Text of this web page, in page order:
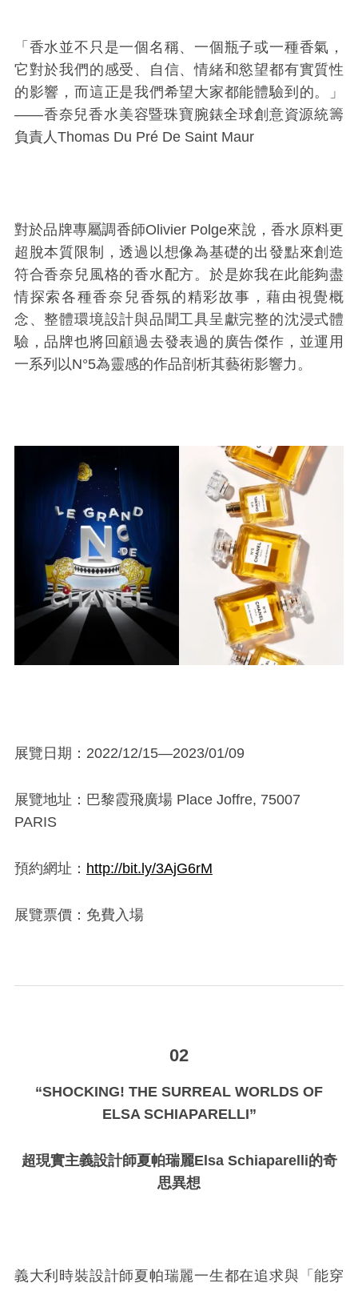
「香水並不只是一個名稱、一個瓶子或一種香氣，
它對於我們的感受、自信、情緒和慾望都有實質性
的影響，而這正是我們希望大家都能體驗到的。」
——香奈兒香水美容暨珠寶腕錶全球創意資源統籌
負責人Thomas Du Pré De Saint Maur
對於品牌專屬調香師Olivier Polge來說，香水原料更
超脫本質限制，透過以想像為基礎的出發點來創造
符合香奈兒風格的香水配方。於是妳我在此能夠盡
情探索各種香奈兒香氛的精彩故事，藉由視覺概
念、整體環境設計與品聞工具呈獻完整的沈浸式體
驗，品牌也將回顧過去發表過的廣告傑作，並運用
一系列以N°5為靈感的作品剖析其藝術影響力。
展覽日期：2022/12/15—2023/01/09
展覽地址：巴黎霞飛廣場 Place Joffre, 75007
PARIS
預約網址： http://bit.ly/3AjG6rM
展覽票價：免費入場
02
“SHOCKING! THE SURREAL WORLDS OF
ELSA SCHIAPARELLI”
超現實主義設計師夏帕瑞麗Elsa Schiaparelli的奇
思異想
義大利時裝設計師夏帕瑞麗一生都在追求與「能穿